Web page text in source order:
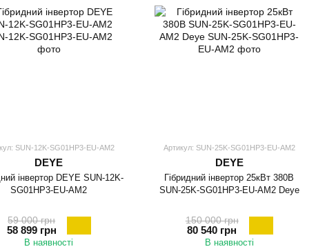
SUN-12K-SG01HP3-EU-AM2
DEYE
інвертор DEYE SUN-12K-
SG01HP3-EU-AM2
59 000 грн
58 899 грн
В наявності
Артикул: SUN-25K-SG01HP3-EU-AM2
DEYE
Гібридний інвертор 25кВт 380В
SUN-25K-SG01HP3-EU-AM2 Deye
150 000 грн
80 540 грн
В наявності